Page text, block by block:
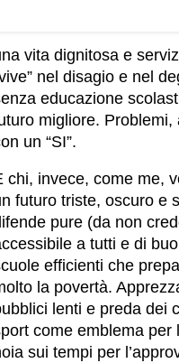
vita dignitosa e
nel disagio e nel
educazione
migliore.
un “SI”.
chi, invece, come me,
futuro triste, oscuro e
pure (da non
a tutti e di
efficienti che
la povertà.
lenti e preda dei
come emblema per
sui tempi per